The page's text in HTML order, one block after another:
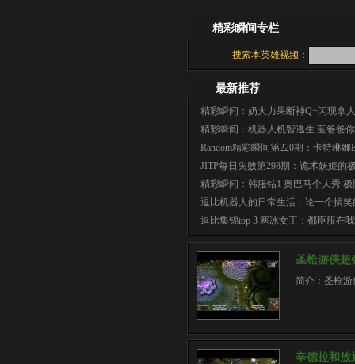
精彩瞬间专栏
搜索本英雄视频：
最新推荐
精彩瞬间：奶大力果断神Q+闪现拿
精彩瞬间：机器人机智逃生 蓝爸爸
Random精彩瞬间第220期：卡特琳娜
JITP每日失败第298期：诡术妖姬的
精彩瞬间：韩服钻1 奥巴马个人秀 极
逗比机器人的日常生活：论一个搞笑
逗比集锦top 3 寒冰女王：都臣服在
圣枪游侠超
简介：圣枪
辛德拉和放